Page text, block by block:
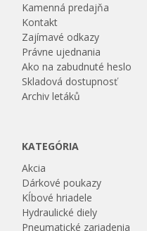
Kamenná predajňa
Kontakt
Zajímavé odkazy
Právne ujednania
Ako na zabudnuté heslo
Skladová dostupnosť
Archiv letáků
KATEGÓRIA
Akcia
Dárkové poukazy
Kĺbové hriadele
Hydraulické diely
Pneumatické zariadenia